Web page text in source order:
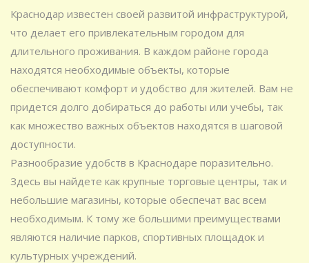
Краснодар известен своей развитой инфраструктурой,
что делает его привлекательным городом для
длительного проживания. В каждом районе города
находятся необходимые объекты, которые
обеспечивают комфорт и удобство для жителей. Вам не
придется долго добираться до работы или учебы, так
как множество важных объектов находятся в шаговой
доступности.
Разнообразие удобств в Краснодаре поразительно.
Здесь вы найдете как крупные торговые центры, так и
небольшие магазины, которые обеспечат вас всем
необходимым. К тому же большими преимуществами
являются наличие парков, спортивных площадок и
культурных учреждений.